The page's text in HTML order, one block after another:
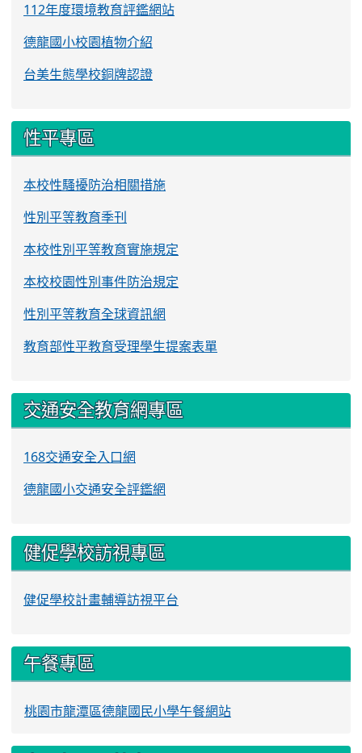
112年度環境教育評鑑網站
德龍國小校園植物介紹
台美生態學校銅牌認證
性平專區
本校性騷擾防治相關措施
性別平等教育季刊
本校性別平等教育實施規定
本校校園性別事件防治規定
性別平等教育全球資訊網
教育部性平教育受理學生提案表單
交通安全教育網專區
168交通安全入口網
德龍國小交通安全評鑑網
健促學校訪視專區
健促學校計畫輔導訪視平台
午餐專區
桃園市龍潭區德龍國民小學午餐網站